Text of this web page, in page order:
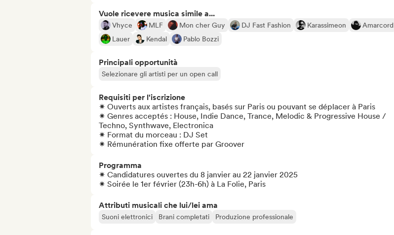
Vuole ricevere musica simile a...
Vhyce MLF Mon cher Guy DJ Fast Fashion Karassimeon
Amarcord
Lauer
Kendal Pablo Bozzi
Principali opportunità
Selezionare gli artisti per un open call
Requisiti per l'iscrizione
✷ Ouverts aux artistes français, basés sur Paris ou pouvant se déplacer à Paris
✷ Genres acceptés : House, Indie Dance, Trance, Melodic & Progressive House /
Techno, Synthwave, Electronica
✷ Format du morceau : DJ Set
✷ Rémunération fixe offerte par Groover
Programma
✷ Candidatures ouvertes du 8 janvier au 22 janvier 2025
✷ Soirée le 1er février (23h-6h) à La Folie, Paris
Attributi musicali che lui/lei ama
Suoni elettronici Brani completati Produzione professionale